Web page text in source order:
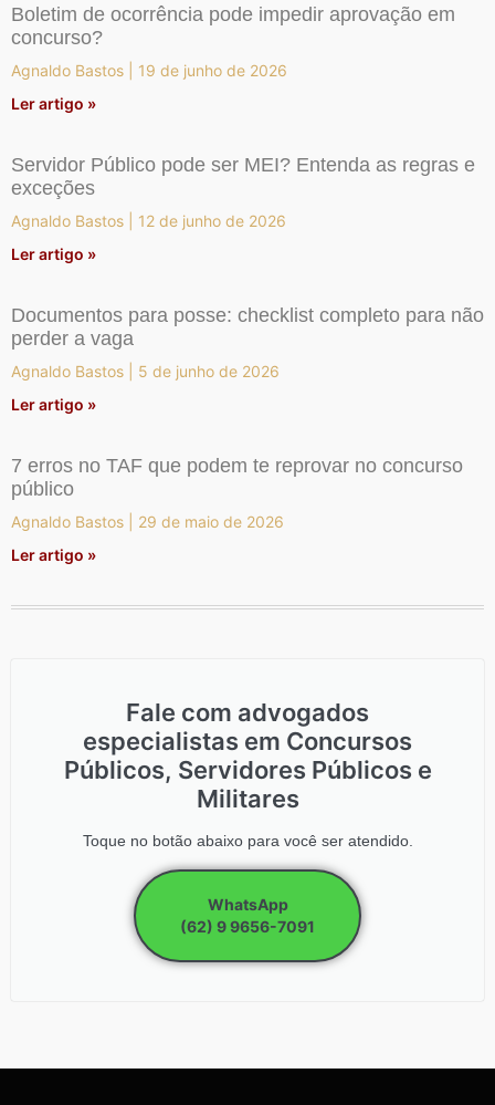
Boletim de ocorrência pode impedir aprovação em
concurso?
Agnaldo Bastos
19 de junho de 2026
Ler artigo »
Servidor Público pode ser MEI? Entenda as regras e
exceções
Agnaldo Bastos
12 de junho de 2026
Ler artigo »
Documentos para posse: checklist completo para não
perder a vaga
Agnaldo Bastos
5 de junho de 2026
Ler artigo »
7 erros no TAF que podem te reprovar no concurso
público
Agnaldo Bastos
29 de maio de 2026
Ler artigo »
Fale com advogados
especialistas em Concursos
Públicos, Servidores Públicos e
Militares
Toque no botão abaixo para você ser atendido.
WhatsApp
(62) 9 9656-7091